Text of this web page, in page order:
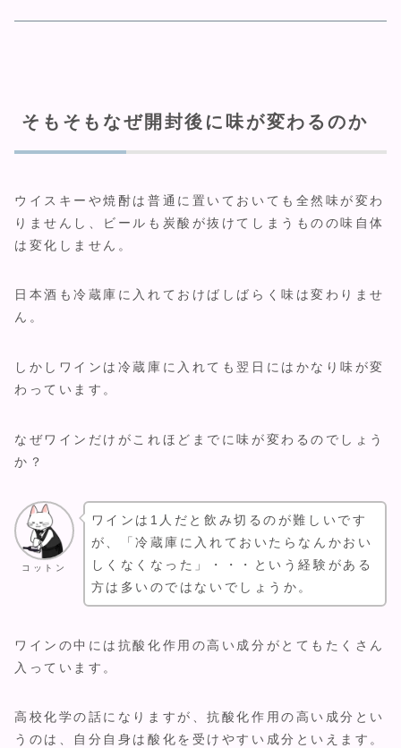
そもそもなぜ開封後に味が変わるのか
ウイスキーや焼酎は普通に置いておいても全然味が変わ
りませんし、ビールも炭酸が抜けてしまうものの味自体
は変化しません。
日本酒も冷蔵庫に入れておけばしばらく味は変わりませ
ん。
しかしワインは冷蔵庫に入れても翌日にはかなり味が変
わっています。
なぜワインだけがこれほどまでに味が変わるのでしょう
か？
コットン
ワインは1人だと飲み切るのが難しいです
が、「冷蔵庫に入れておいたらなんかおい
しくなくなった」・・・という経験がある
方は多いのではないでしょうか。
ワインの中には抗酸化作用の高い成分がとてもたくさん
入っています。
高校化学の話になりますが、抗酸化作用の高い成分とい
うのは、自分自身は酸化を受けやすい成分といえます。